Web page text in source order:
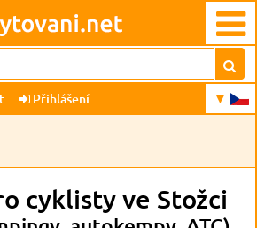
Přihlášení
cyklisty ve Stožci